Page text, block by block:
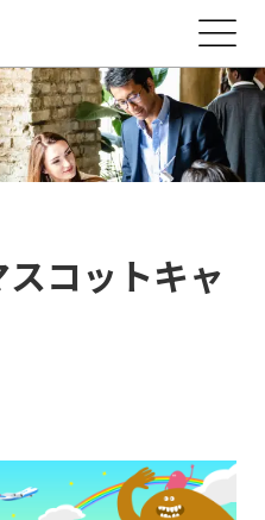
コットキャ